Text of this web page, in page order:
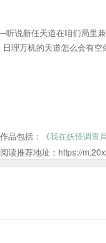
说新任天道在咱们局里兼
理万机的天道怎么会有空
品包括：《我在妖怪调查
读推荐地址：https://